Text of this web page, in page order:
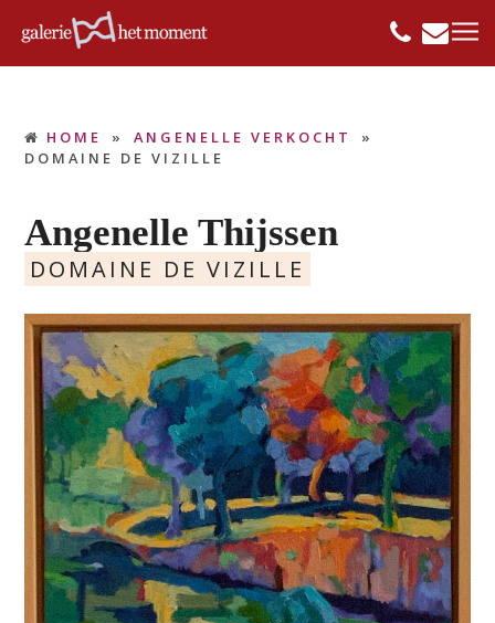
HOME » ANGENELLE VERKOCHT
»
DOMAINE DE VIZILLE
Angenelle Thijssen
DOMAINE DE VIZILLE